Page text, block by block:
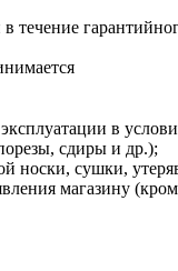
течение
в
сдиры и др.);
носки, сушки,
магазину